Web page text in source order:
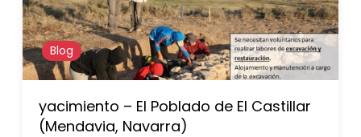
Blog
yacimiento – El Poblado de El Castillar
(Mendavia, Navarra)